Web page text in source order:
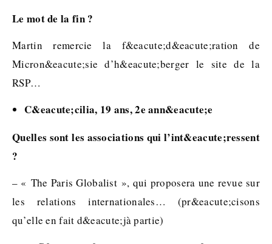
Le mot de la fin ?
Martin remercie la f&eacute;d&eacute;ration de
Micron&eacute;sie d’h&eacute;berger le site de la
RSP…
C&eacute;cilia, 19 ans, 2e ann&eacute;e
Quelles sont les associations qui l’int&eacute;ressent
?
– « The Paris Globalist », qui proposera une revue sur
les relations internationales… (pr&eacute;cisons
qu’elle en fait d&eacute;jà partie)